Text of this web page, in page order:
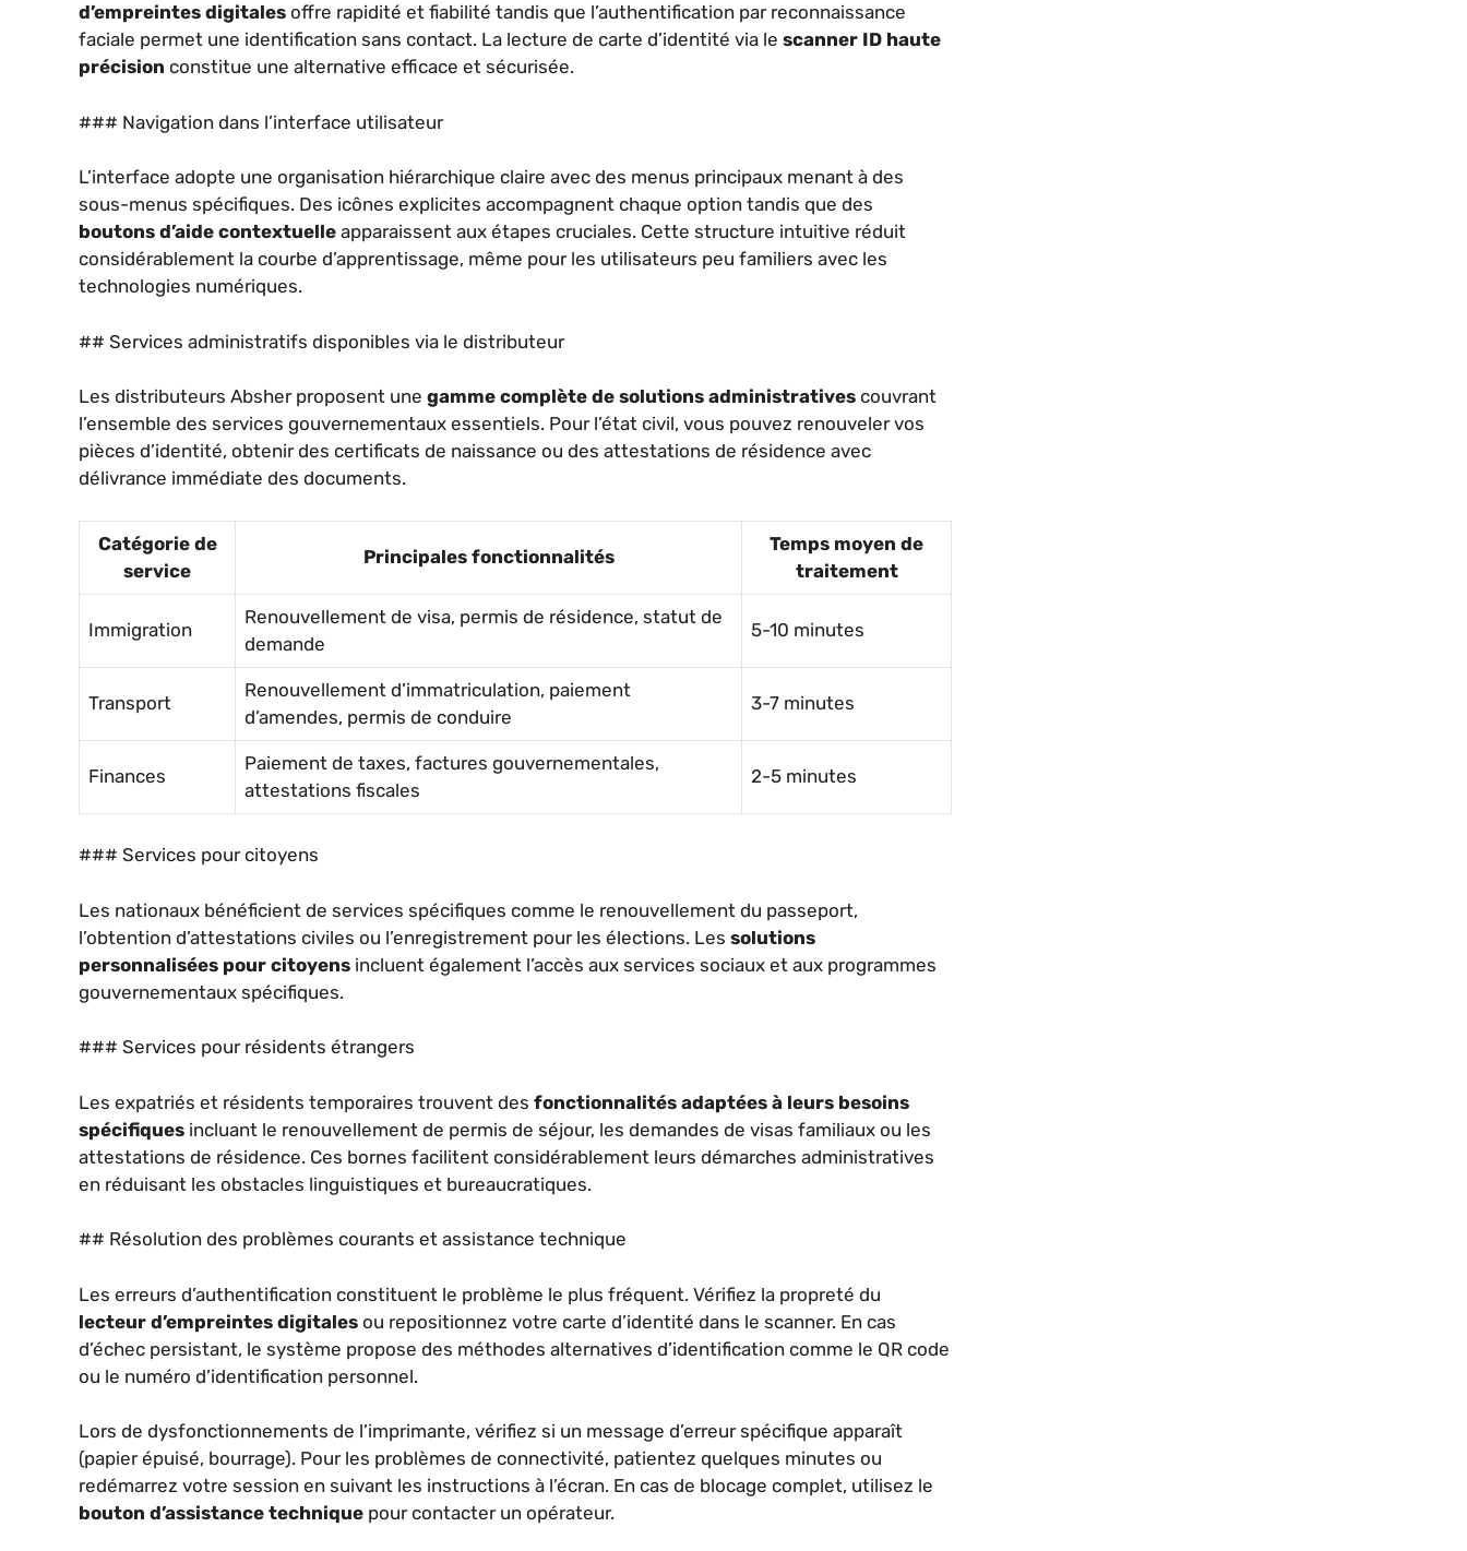
d’empreintes digitales offre rapidité et fiabilité tandis que l’authentification par reconnaissance
faciale permet une identification sans contact. La lecture de carte d’identité via le scanner ID haute
précision constitue une alternative efficace et sécurisée.
### Navigation dans l’interface utilisateur
L’interface adopte une organisation hiérarchique claire avec des menus principaux menant à des
sous-menus spécifiques. Des icônes explicites accompagnent chaque option tandis que des
boutons d’aide contextuelle apparaissent aux étapes cruciales. Cette structure intuitive réduit
considérablement la courbe d’apprentissage, même pour les utilisateurs peu familiers avec les
technologies numériques.
## Services administratifs disponibles via le distributeur
Les distributeurs Absher proposent une gamme complète de solutions administratives couvrant
l’ensemble des services gouvernementaux essentiels. Pour l’état civil, vous pouvez renouveler vos
pièces d’identité, obtenir des certificats de naissance ou des attestations de résidence avec
délivrance immédiate des documents.
Catégorie de
service
Principales fonctionnalités
Temps moyen de
traitement
Immigration
Renouvellement de visa, permis de résidence, statut de
demande
5-10 minutes
Transport
Renouvellement d’immatriculation, paiement
d’amendes, permis de conduire
3-7 minutes
Finances
Paiement de taxes, factures gouvernementales,
attestations fiscales
2-5 minutes
### Services pour citoyens
Les nationaux bénéficient de services spécifiques comme le renouvellement du passeport,
l’obtention d’attestations civiles ou l’enregistrement pour les élections. Les solutions
personnalisées pour citoyens incluent également l’accès aux services sociaux et aux programmes
gouvernementaux spécifiques.
### Services pour résidents étrangers
Les expatriés et résidents temporaires trouvent des fonctionnalités adaptées à leurs besoins
spécifiques incluant le renouvellement de permis de séjour, les demandes de visas familiaux ou les
attestations de résidence. Ces bornes facilitent considérablement leurs démarches administratives
en réduisant les obstacles linguistiques et bureaucratiques.
## Résolution des problèmes courants et assistance technique
Les erreurs d’authentification constituent le problème le plus fréquent. Vérifiez la propreté du
lecteur d’empreintes digitales ou repositionnez votre carte d’identité dans le scanner. En cas
d’échec persistant, le système propose des méthodes alternatives d’identification comme le QR code
ou le numéro d’identification personnel.
Lors de dysfonctionnements de l’imprimante, vérifiez si un message d’erreur spécifique apparaît
(papier épuisé, bourrage). Pour les problèmes de connectivité, patientez quelques minutes ou
redémarrez votre session en suivant les instructions à l’écran. En cas de blocage complet, utilisez le
bouton d’assistance technique pour contacter un opérateur.